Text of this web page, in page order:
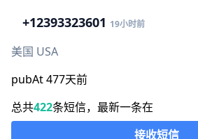
+12393323601 19小时前
美国 USA
pubAt 477天前
总共422条短信，最新一条在
接收短信